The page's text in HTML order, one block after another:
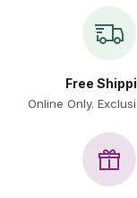
Free
Online Only.